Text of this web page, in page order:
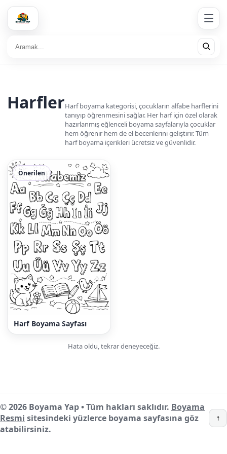
HarflerHarf boyama kategorisi, çocukların alfabe harflerini
tanıyıp öğrenmesini sağlar. Her harf için özel olarak
hazırlanmış eğlenceli boyama sayfalarıyla çocuklar
hem öğrenir hem de el becerilerini geliştirir. Tüm
harf boyama içerikleri ücretsiz ve güvenlidir.
Önerilen
Harf Boyama Sayfası
Hata oldu, tekrar deneyeceğiz.
© 2026 Boyama Yap • Tüm hakları saklıdır. Boyama
Resmi sitesindeki yüzlerce boyama sayfasına göz
atabilirsiniz.
↑